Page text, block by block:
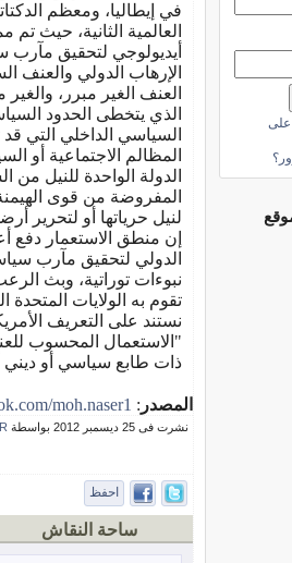
في إيطاليا، ومعظم
العالمية الثانية، حيث
أيديولوجي لتحقيق مآرب
الإرهاب الدولي والعنف
العنف الغير مبرر،
الذي يتخطى الحدود
السياسي الداخلي التي
المظالم الاجتماعية أو
الدولة الواحدة للنيل
المفروضة من قوى
لنيل حرياتها أو لتحرير
إن منطق الاستعمار دفع
الدولي لتحقيق مآرب
نبوءات توراتية، وبث
تقوم به الولايات المتحدة
نستند على التعريف
"الاستعمال المحسوب
ذات طابع سياسي أو ديني
المصدر :
moh.naser1
نشرت فى 25 ديسمبر 2012 بواسطة
احفظ
ساحة النقاش